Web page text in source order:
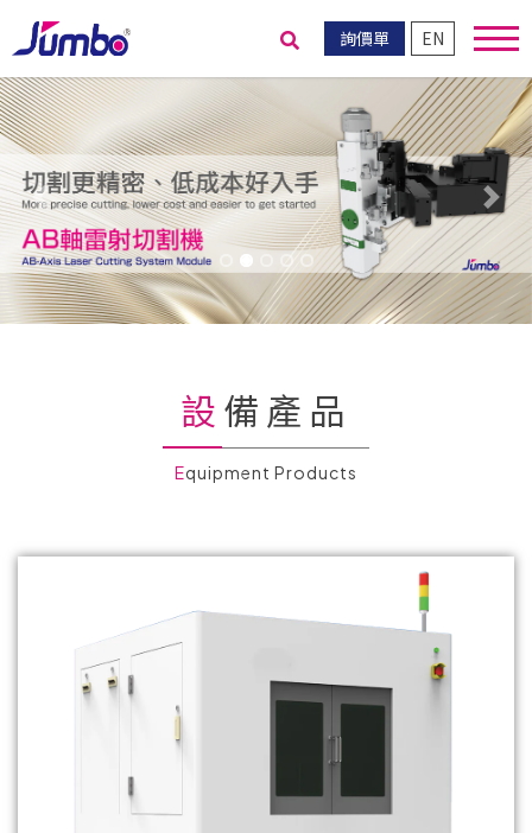
詢價單 EN
送出搜尋
Previous
Next
設備產品
Equipment Products